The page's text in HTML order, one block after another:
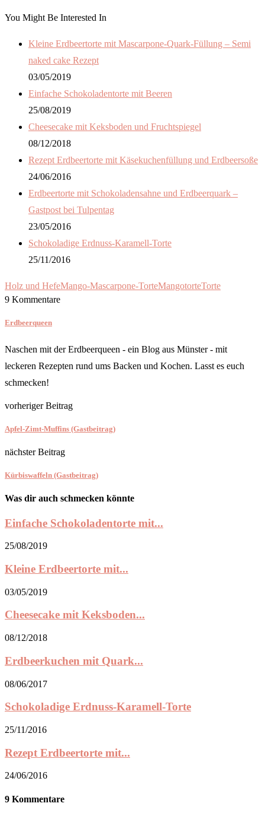
You Might Be Interested In
Kleine Erdbeertorte mit Mascarpone-Quark-Füllung – Semi
naked cake Rezept
03/05/2019
Einfache Schokoladentorte mit Beeren
25/08/2019
Cheesecake mit Keksboden und Fruchtspiegel
08/12/2018
Rezept Erdbeertorte mit Käsekuchenfüllung und Erdbeersoße
24/06/2016
Erdbeertorte mit Schokoladensahne und Erdbeerquark –
Gastpost bei Tulpentag
23/05/2016
Schokoladige Erdnuss-Karamell-Torte
25/11/2016
Holz und HefeMango-Mascarpone-TorteMangotorteTorte
9 Kommentare
Erdbeerqueen
Naschen mit der Erdbeerqueen - ein Blog aus Münster - mit
leckeren Rezepten rund ums Backen und Kochen. Lasst es euch
schmecken!
vorheriger Beitrag
Apfel-Zimt-Muffins (Gastbeitrag)
nächster Beitrag
Kürbiswaffeln (Gastbeitrag)
Was dir auch schmecken könnte
Einfache Schokoladentorte mit...
25/08/2019
Kleine Erdbeertorte mit...
03/05/2019
Cheesecake mit Keksboden...
08/12/2018
Erdbeerkuchen mit Quark...
08/06/2017
Schokoladige Erdnuss-Karamell-Torte
25/11/2016
Rezept Erdbeertorte mit...
24/06/2016
9 Kommentare